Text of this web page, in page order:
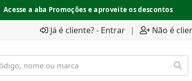
Acesse a aba Promoções e aproveite os descontos
Já é cliente? - Entrar | Não é